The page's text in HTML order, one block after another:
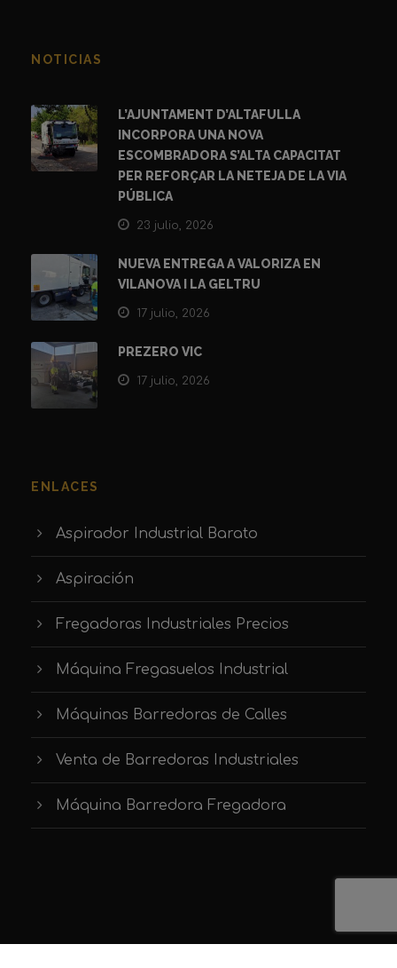
NOTICIAS
L’AJUNTAMENT D’ALTAFULLA
INCORPORA UNA NOVA
ESCOMBRADORA S’ALTA CAPACITAT
PER REFORÇAR LA NETEJA DE LA VIA
PÚBLICA
23 julio, 2026
NUEVA ENTREGA A VALORIZA EN
VILANOVA I LA GELTRU
17 julio, 2026
PREZERO VIC
17 julio, 2026
ENLACES
Aspirador Industrial Barato
Aspiración
Fregadoras Industriales Precios
Máquina Fregasuelos Industrial
Máquinas Barredoras de Calles
Venta de Barredoras Industriales
Máquina Barredora Fregadora